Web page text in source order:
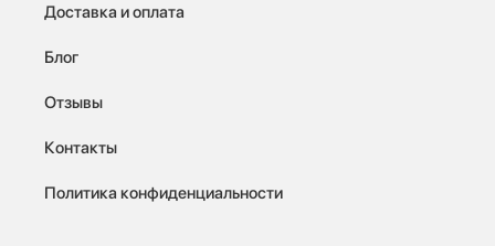
Доставка и оплата
Блог
Отзывы
Контакты
Политика конфиденциальности